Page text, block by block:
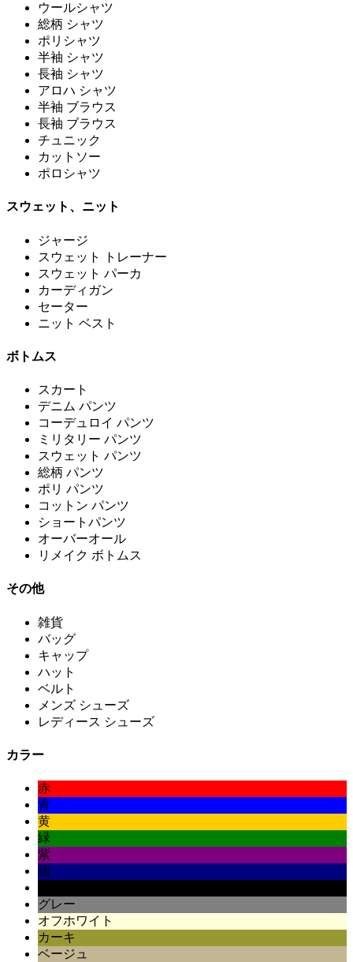
ウールシャツ
総柄 シャツ
ポリシャツ
半袖 シャツ
長袖 シャツ
アロハ シャツ
半袖 ブラウス
長袖 ブラウス
チュニック
カットソー
ポロシャツ
スウェット、ニット
ジャージ
スウェット トレーナー
スウェット パーカ
カーディガン
セーター
ニット ベスト
ボトムス
スカート
デニム パンツ
コーデュロイ パンツ
ミリタリー パンツ
スウェット パンツ
総柄 パンツ
ポリ パンツ
コットン パンツ
ショートパンツ
オーバーオール
リメイク ボトムス
その他
雑貨
バッグ
キャップ
ハット
ベルト
メンズ シューズ
レディース シューズ
カラー
赤
青
黄
緑
紫
紺
グレー
オフホワイト
カーキ
ベージュ